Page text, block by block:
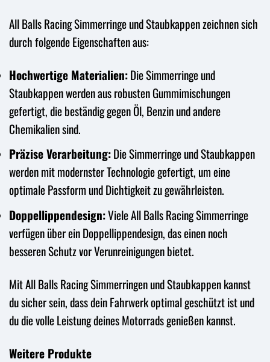
All Balls Racing Simmerringe und Staubkappen zeichnen sich
durch folgende Eigenschaften aus:
Hochwertige Materialien:Die Simmerringe und
Staubkappen werden aus robusten Gummimischungen
gefertigt, die beständig gegen Öl, Benzin und andere
Chemikalien sind.
Präzise Verarbeitung:Die Simmerringe und Staubkappen
werden mit modernster Technologie gefertigt, um eine
optimale Passform und Dichtigkeit zu gewährleisten.
Doppellippendesign:Viele All Balls Racing Simmerringe
verfügen über ein Doppellippendesign, das einen noch
besseren Schutz vor Verunreinigungen bietet.
Mit All Balls Racing Simmerringen und Staubkappen kannst
du sicher sein, dass dein Fahrwerk optimal geschützt ist und
du die volle Leistung deines Motorrads genießen kannst.
Weitere Produkte